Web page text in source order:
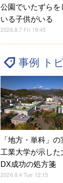
公園でいたずらを
いる子供がいる
2026.8.7 Fri 19:45
事例 ト
「地方・単科」の
工業大学が示した
DX成功の処方箋
2026.8.4 Tue 12:15